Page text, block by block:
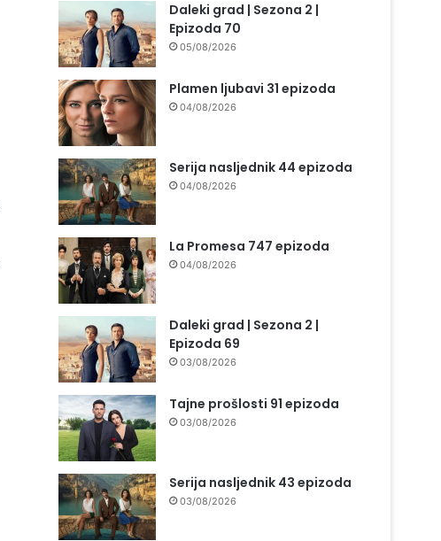
Daleki grad | Sezona 2 |
Epizoda 70
05/08/2026
Plamen ljubavi 31 epizoda
04/08/2026
Serija nasljednik 44 epizoda
04/08/2026
La Promesa 747 epizoda
04/08/2026
Daleki grad | Sezona 2 |
Epizoda 69
03/08/2026
Tajne prošlosti 91 epizoda
03/08/2026
Serija nasljednik 43 epizoda
03/08/2026